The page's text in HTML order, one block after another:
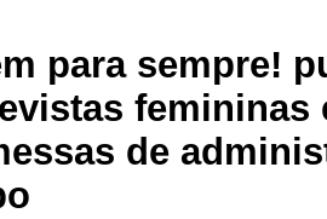
para sempre!
femininas
de